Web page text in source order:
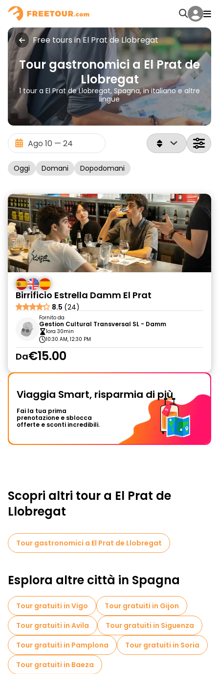
Free tours in El Prat de Llobregat
Tour gastronomici a El Prat de
Llobregat
1 tour a El Prat de Llobregat, Spagna, in italiano e altre
lingue
Oggi Domani Dopodomani
Birrificio Estrella Damm El Prat
8.5 (24)
Fornito da
Gestion Cultural Transversal SL - Damm
1ora 30min
10:30 AM, 12:30 PM
Da€15.00
Viaggia Smart, risparmia di più
Fai la tua prima
prenotazione e sblocca
offerte e sconti incredibili.
Scopri altri tour a El Prat de
Llobregat
Tour gastronomici a El Prat de Llobregat
Esplora altre città in Spagna
Tour gratuiti in Vigo
Tour gratuiti in Gijon
Tour gratuiti in Avila
Tour gratuiti in Siguenza
Tour gratuiti in Pamplona
Tour gratuiti in Soria
Tour gratuiti in Baeza